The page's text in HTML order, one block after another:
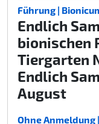
Führung |
Endlich
bionischen
Tiergarten
Endlich
August
Ohne